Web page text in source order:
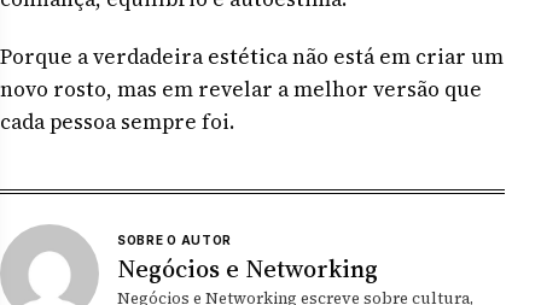
Porque a verdadeira estética não está em criar um
novo rosto, mas em revelar a melhor versão que
cada pessoa sempre foi.
SOBRE O AUTOR
Negócios e Networking
Negócios e Networking escreve sobre cultura,